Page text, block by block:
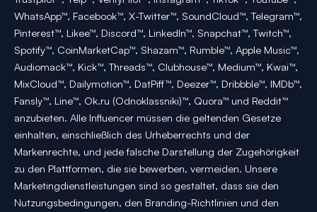
WhatsApp™, Facebook™, X-Twitter™, SoundCloud™, Telegram™,
Pinterest™, Likee™, Discord™, LinkedIn™, Snapchat™, Twitch™,
Spotify™, CoinMarketCap™, Shazam™, Rumble™, Apple Music™,
Audiomack™, Kick™, Threads™, Clubhouse™, Medium™, Kwai™,
MixCloud™, Dailymotion™, DatPiff™, Deezer™, Dribbble™, IMDb™,
Fansly™, Line™, Ok.ru (Odnoklassniki)™, Quora™ und Reddit™
anzubieten. Alle Influencer müssen die geltenden Gesetze
einhalten, einschließlich des Urheberrechts und der
Markenrechte, und jede falsche Darstellung der Zugehörigkeit
zu den Plattformen, die sie bewerben, vermeiden. Unsere
Marketingdienstleistungen sind so gestaltet, dass sie den
Nutzungsbedingungen, den Branding-Richtlinien und den